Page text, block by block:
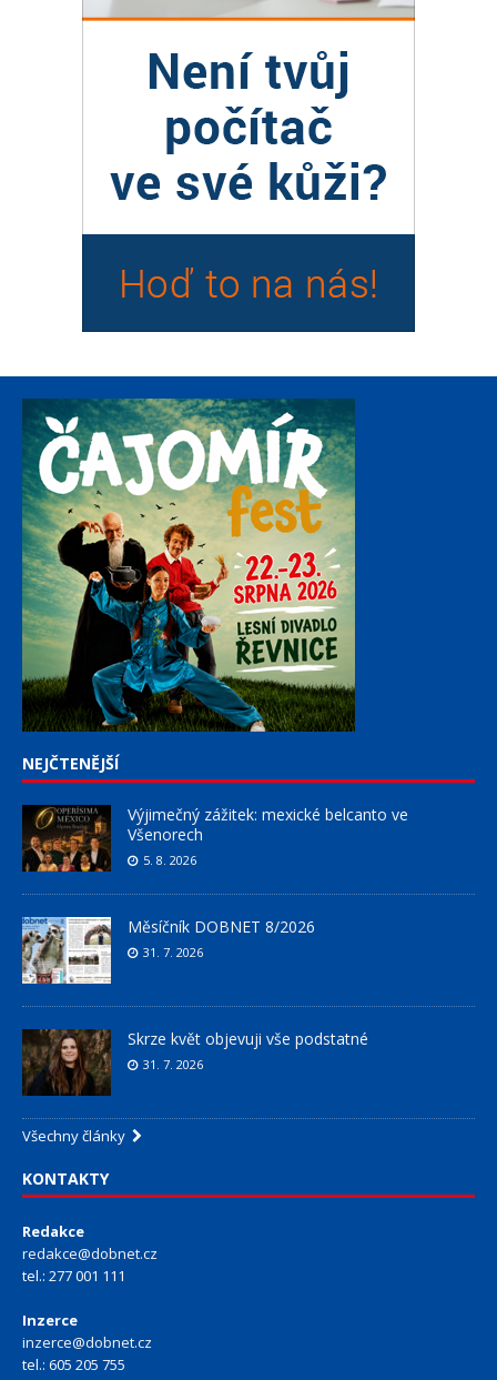
NEJČTENĚJŠÍ
Výjimečný zážitek: mexické belcanto ve
Všenorech
5. 8. 2026
Měsíčník DOBNET 8/2026
31. 7. 2026
Skrze květ objevuji vše podstatné
31. 7. 2026
Všechny články
KONTAKTY
Redakce
redakce@dobnet.cz
tel.: 277 001 111
Inzerce
inzerce@dobnet.cz
tel.: 605 205 755